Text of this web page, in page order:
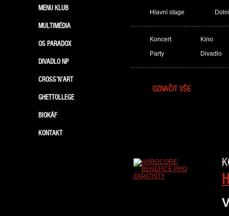
MENU KLUB
MULTIMÉDIA
OS PARADOX
DIVADLO NP
CROSS’N’ART
GHETTOLLEGE
BIOKÁF
KONTAKT
Hlavní stage
Koncert
Party
Kino
Divadlo
OZNAČIT VŠE